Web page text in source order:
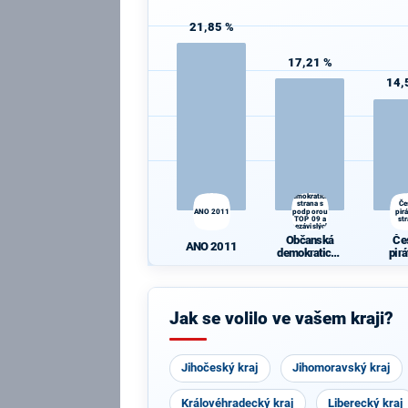
21,85 %
ANO 2011
ANO 2011
17,21 %
demokratická
strana s
podporou
TOP 09 a
nezávislých
starostů
Občanská
demokratická
09 a
starostů
Jak se volilo ve vašem kraji?
Jihočeský kraj Jihomoravský kraj
Královéhradecký kraj Liberecký kraj